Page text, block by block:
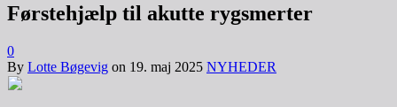
Førstehjælp til akutte rygsmerter
0
By Lotte Bøgevig on 19. maj 2025 NYHEDER